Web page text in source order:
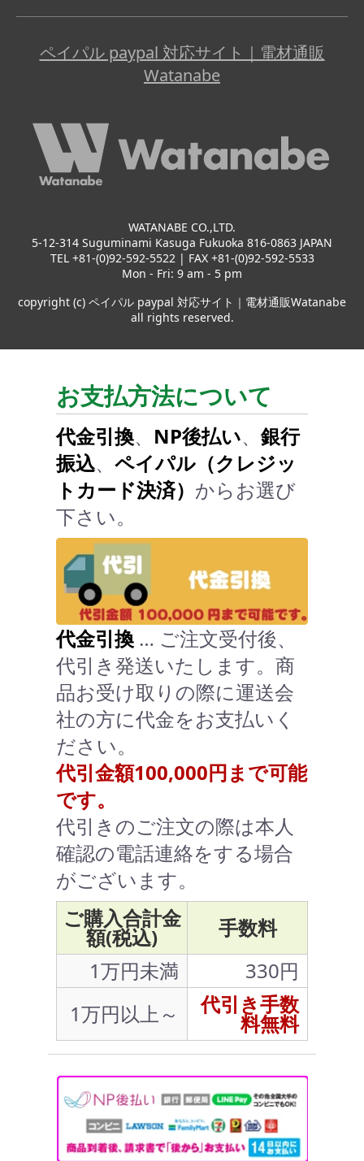
ペイパル paypal 対応サイト｜電材通販
Watanabe
WATANABE CO.,LTD.
5-12-314 Suguminami Kasuga Fukuoka 816-0863 JAPAN
TEL +81-(0)92-592-5522 | FAX +81-(0)92-592-5533
Mon - Fri: 9 am - 5 pm
copyright (c) ペイパル paypal 対応サイト｜電材通販Watanabe
all rights reserved.
お支払方法について
代金引換、 NP後払い、 銀行
振込、 ペイパル（クレジッ
トカード決済） からお選び
下さい。
代金引換 … ご注文受付後、
代引き発送いたします。商
品お受け取りの際に運送会
社の方に代金をお支払いく
ださい。
代引金額100,000円まで可能
です。
代引きのご注文の際は本人
確認の電話連絡をする場合
がございます。
ご購入合計金
額(税込)
手数料
1万円未満
330円
1万円以上～
代引き手数
料無料